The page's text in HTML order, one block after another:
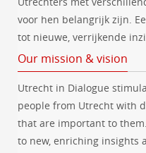
voor hen belangrijk zijn.
tot nieuwe, verrijkende
Our mission & vision
Utrecht in Dialogue
people from Utrecht with
that are important to
to new, enriching insights